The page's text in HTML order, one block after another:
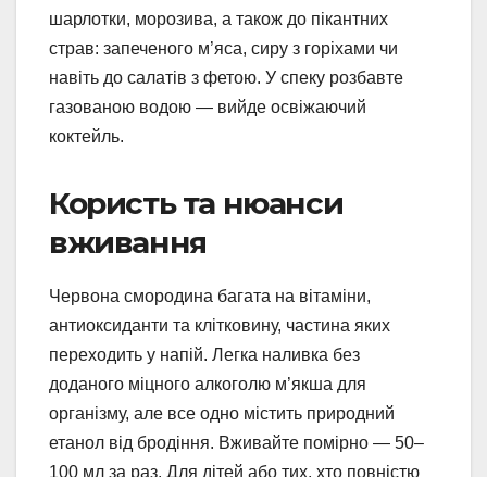
шарлотки, морозива, а також до пікантних
страв: запеченого м’яса, сиру з горіхами чи
навіть до салатів з фетою. У спеку розбавте
газованою водою — вийде освіжаючий
коктейль.
Користь та нюанси
вживання
Червона смородина багата на вітаміни,
антиоксиданти та клітковину, частина яких
переходить у напій. Легка наливка без
доданого міцного алкоголю м’якша для
організму, але все одно містить природний
етанол від бродіння. Вживайте помірно — 50–
100 мл за раз. Для дітей або тих, хто повністю